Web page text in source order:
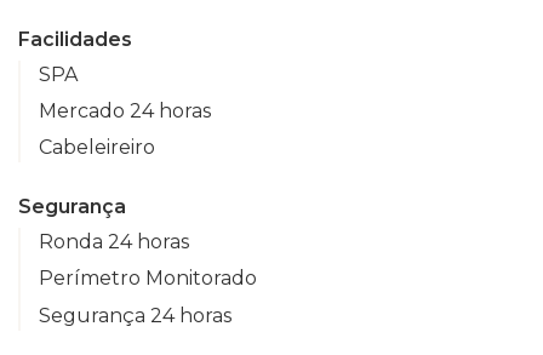
Facilidades
SPA
Mercado 24 horas
Cabeleireiro
Segurança
Ronda 24 horas
Perímetro Monitorado
Segurança 24 horas